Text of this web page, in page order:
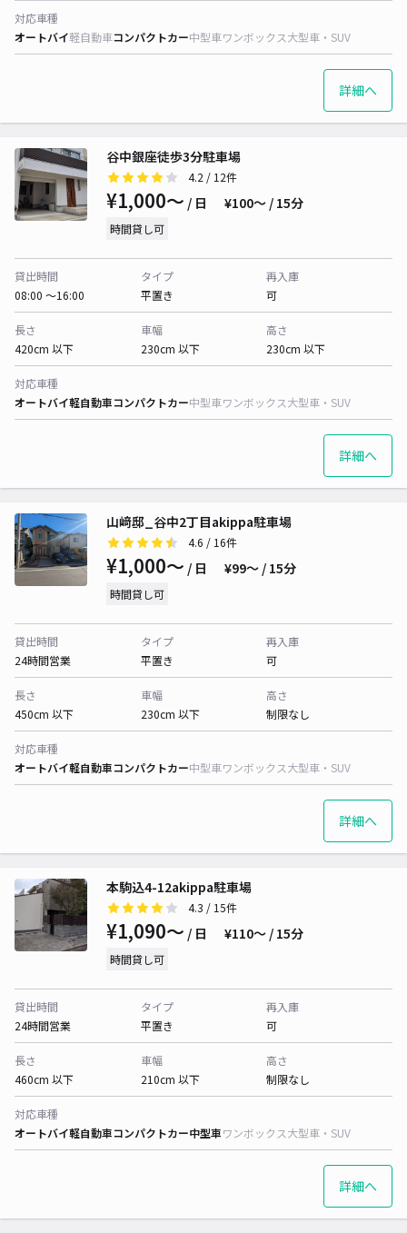
対応車種
オートバイ軽自動車コンパクトカー中型車ワンボックス大型車・SUV
詳細へ
谷中銀座徒歩3分駐車場
4.2 / 12件
¥1,000〜 / 日 ¥100〜 / 15分
時間貸し可
貸出時間
08:00 〜16:00
タイプ
平置き
再入庫
可
長さ
420cm 以下
車幅
230cm 以下
高さ
230cm 以下
対応車種
オートバイ軽自動車コンパクトカー中型車ワンボックス大型車・SUV
詳細へ
山﨑邸_谷中2丁目akippa駐車場
4.6 / 16件
¥1,000〜 / 日 ¥99〜 / 15分
時間貸し可
貸出時間
24時間営業
タイプ
平置き
再入庫
可
長さ
450cm 以下
車幅
230cm 以下
高さ
制限なし
対応車種
オートバイ軽自動車コンパクトカー中型車ワンボックス大型車・SUV
詳細へ
本駒込4-12akippa駐車場
4.3 / 15件
¥1,090〜 / 日 ¥110〜 / 15分
時間貸し可
貸出時間
24時間営業
タイプ
平置き
再入庫
可
長さ
460cm 以下
車幅
210cm 以下
高さ
制限なし
対応車種
オートバイ軽自動車コンパクトカー中型車ワンボックス大型車・SUV
詳細へ